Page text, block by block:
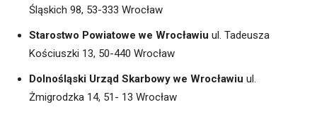
Śląskich 98, 53-333 Wrocław
Starostwo Powiatowe we Wrocławiu ul. Tadeusza
Kościuszki 13, 50-440 Wrocław
Dolnośląski Urząd Skarbowy we Wrocławiu ul.
Żmigrodzka 14, 51- 13 Wrocław